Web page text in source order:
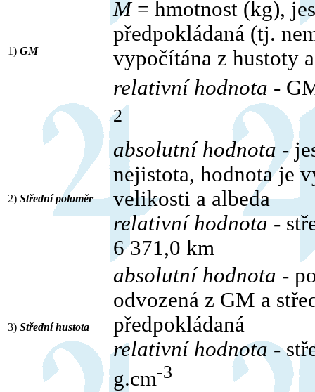
1) GM
M= hmotnost (kg),
předpokládaná (tj.
vypočítána z hustoty
relativní hodnota -
2
2) Střední poloměr
absolutní hodnota -
nejistota, hodnota je
velikosti a albeda
relativní hodnota-
6 371,0 km
3) Střední hustota
absolutní hodnota -
odvozená z GM a
předpokládaná
relativní hodnota-
g.cm-3